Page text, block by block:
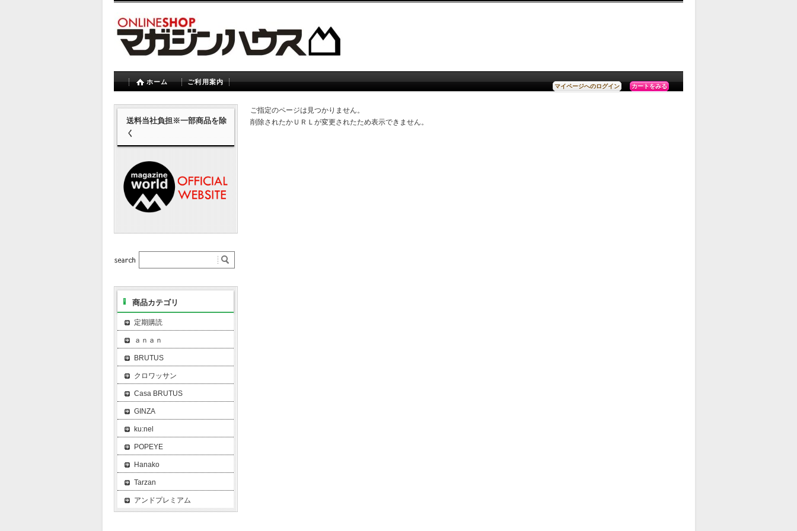
マイページへのログイン カートをみる
ホーム ご利用案内
ご指定のページは見つかりません。
削除されたかＵＲＬが変更されたため表示できません。
送料当社負担※一部商品を除
く
商品カテゴリ
定期購読
ａｎａｎ
BRUTUS
クロワッサン
Casa BRUTUS
GINZA
ku:nel
POPEYE
Hanako
Tarzan
アンドプレミアム